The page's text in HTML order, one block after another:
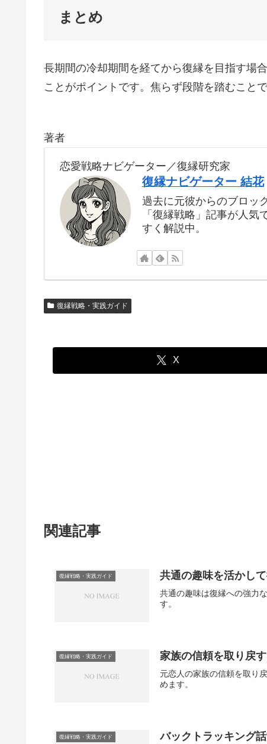
まとめ
長期間の冷却期間を経てから復縁を目指す場
ことがポイントです。焦らず段階を踏むこと
著者
恋愛戦略ナビゲーター／復縁研究家
復縁ナビゲーター 結花
過去に元彼からのブロッ
「復縁戦略」記事が人
すく解説中。
復縁戦略・実践ガイド
X
関連記事
復縁戦略・実践ガイド 共通の趣味を活かし
共通の趣味は復縁への強力
す。
復縁戦略・実践ガイド 家族の信頼を取り戻
元恋人の家族の信頼を取り
めます。
復縁戦略・実践ガイド バックトラッキング